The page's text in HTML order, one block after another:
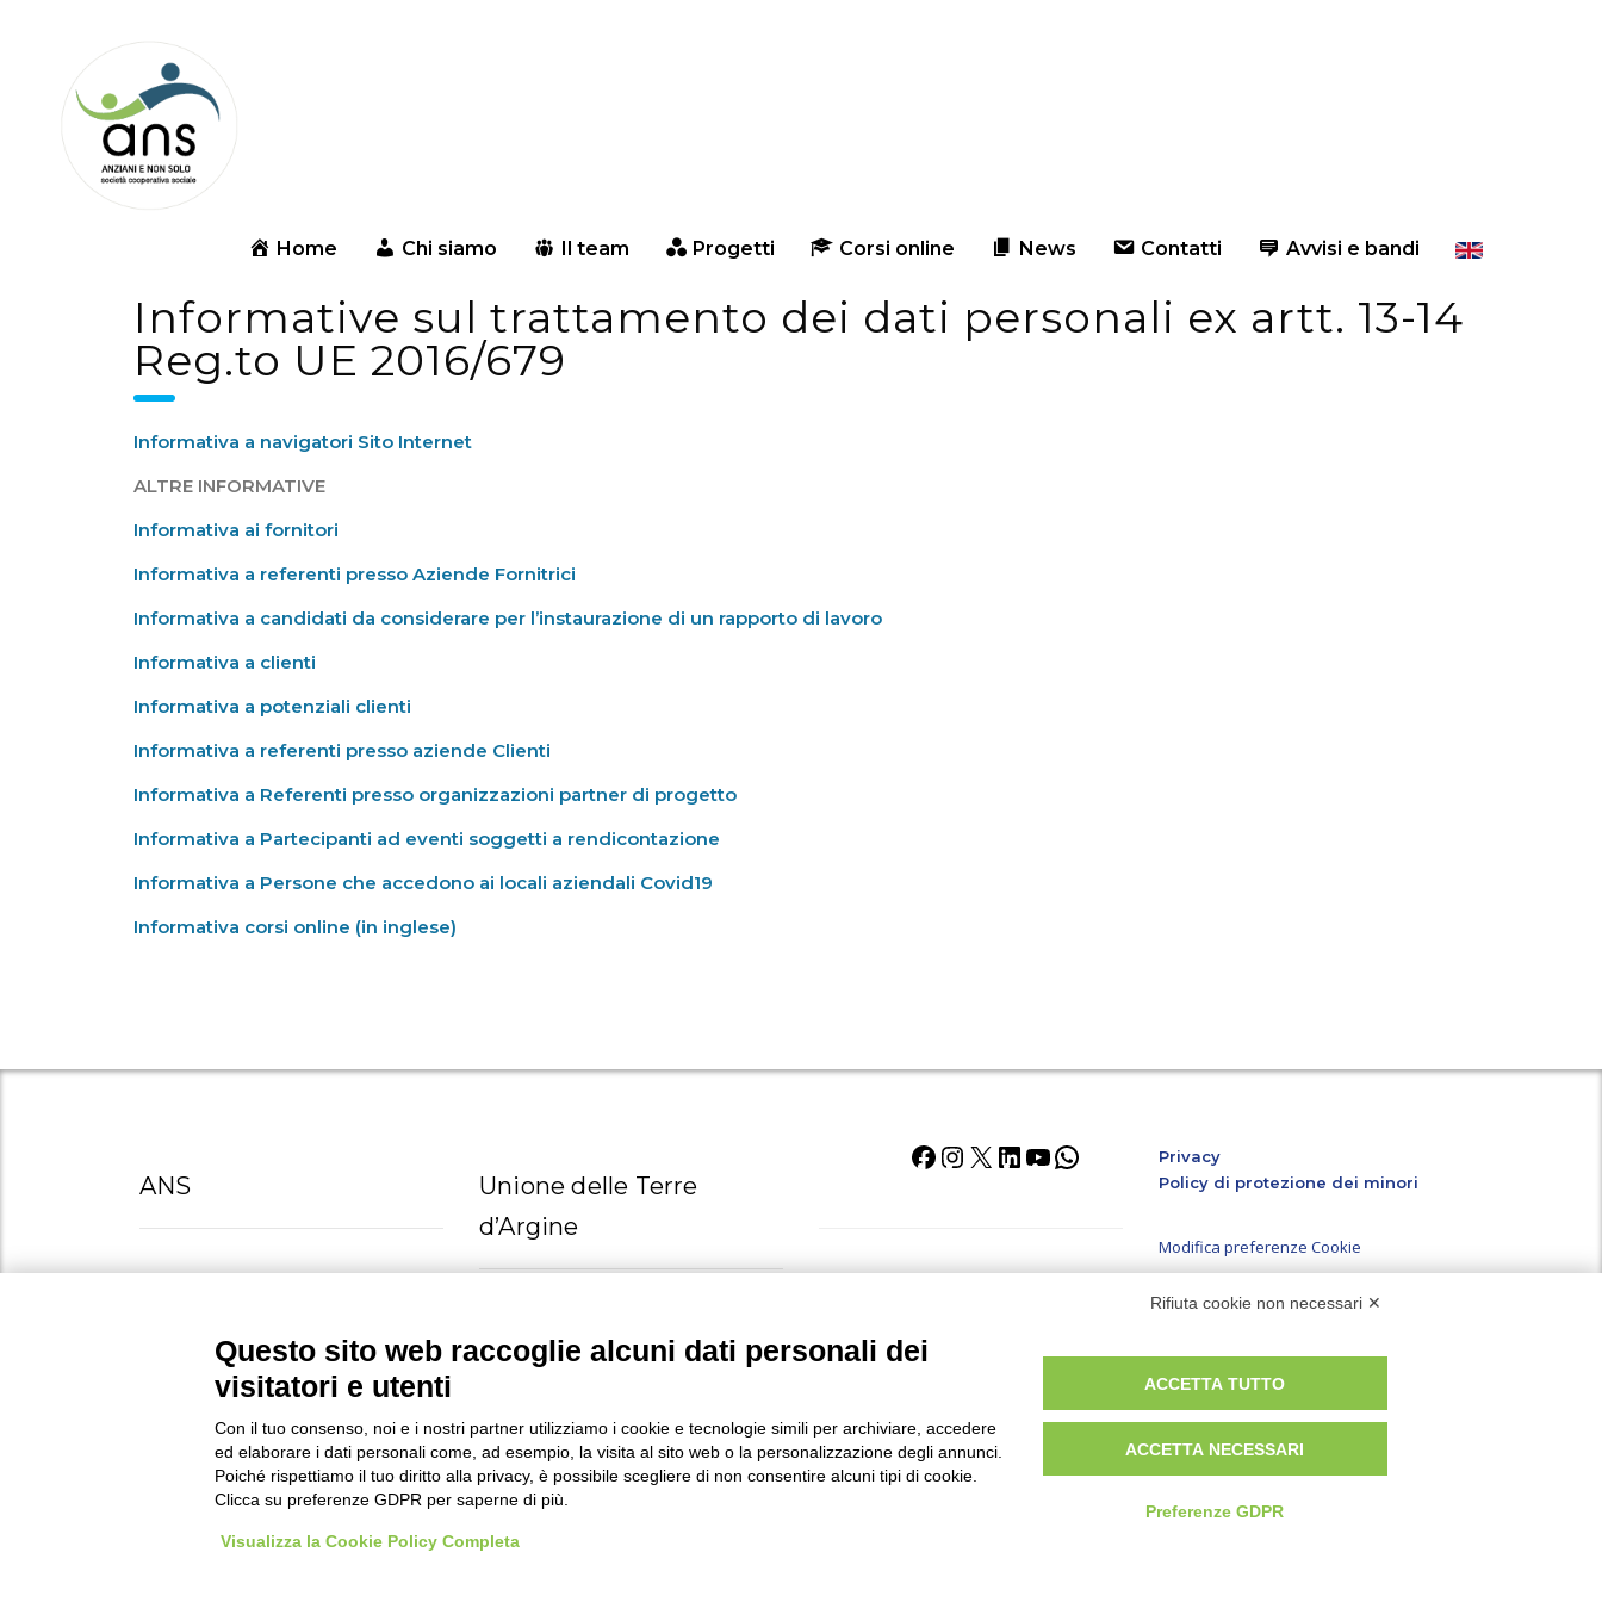
Home Chi siamo Il team Progetti Corsi online News Contatti Avvisi e bandi
Informative sul trattamento dei dati personali ex artt. 13-14
Reg.to UE 2016/679
Informativa a navigatori Sito Internet
ALTRE INFORMATIVE
Informativa ai fornitori
Informativa a referenti presso Aziende Fornitrici
Informativa a candidati da considerare per l’instaurazione di un rapporto di lavoro
Informativa a clienti
Informativa a potenziali clienti
Informativa a referenti presso aziende Clienti
Informativa a Referenti presso organizzazioni partner di progetto
Informativa a Partecipanti ad eventi soggetti a rendicontazione
Informativa a Persone che accedono ai locali aziendali Covid19
Informativa corsi online (in inglese)
ANS
41012 Carpi (MO)
0039 059645421
info@anzianienonsolo.it
anzianienonsolo@pec.it
Unione delle Terre
d’Argine
SERVIZI PER I CAREGIVER
progetti a cui stiamo lavorando? Compila i
campi del
Privacy
Policy di protezione dei minori
Modifica preferenze Cookie
Rifiuta cookie non necessari ✕
Questo sito web raccoglie alcuni dati personali dei
visitatori e utenti
Con il tuo consenso, noi e i nostri partner utilizziamo i cookie e tecnologie simili per archiviare, accedere
ed elaborare i dati personali come, ad esempio, la visita al sito web o la personalizzazione degli annunci.
Poiché rispettiamo il tuo diritto alla privacy, è possibile scegliere di non consentire alcuni tipi di cookie.
Clicca su preferenze GDPR per saperne di più.
Visualizza la Cookie Policy Completa
ACCETTA TUTTO
ACCETTA NECESSARI
Preferenze GDPR